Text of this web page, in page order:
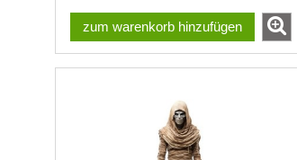
zum warenkorb hinzufügen